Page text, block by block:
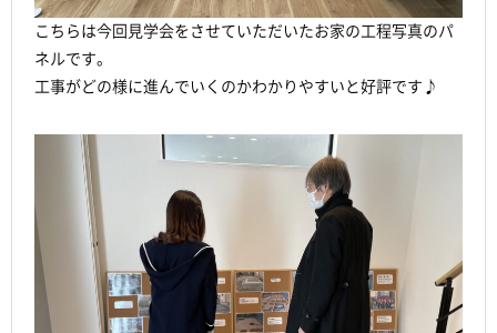
こちらは今回見学会をさせていただいたお家の工程写真のパ
ネルです。
工事がどの様に進んでいくのかわかりやすいと好評です♪